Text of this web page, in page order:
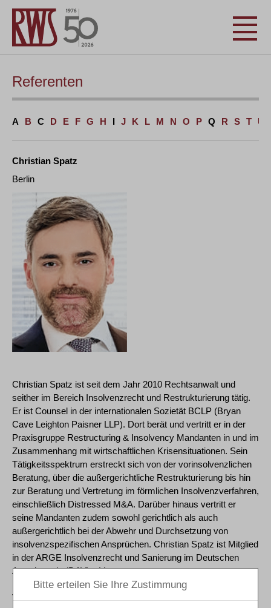
Referenten
A B C D E F G H I J K L M N O P Q R S T U
Christian Spatz
Berlin
Christian Spatz ist seit dem Jahr 2010 Rechtsanwalt und
seither im Bereich Insolvenzrecht und Restrukturierung tätig.
Er ist Counsel in der internationalen Sozietät BCLP (Bryan
Cave Leighton Paisner LLP). Dort berät und vertritt er in der
Praxisgruppe Restructuring & Insolvency Mandanten in und im
Zusammenhang mit wirtschaftlichen Krisensituationen. Sein
Tätigkeitsspektrum erstreckt sich von der vorinsolvenzlichen
Beratung, über die außergerichtliche Restrukturierung bis hin
zur Beratung und Vertretung im förmlichen Insolvenzverfahren,
einschließlich Distressed M&A. Darüber hinaus vertritt er
seine Mandanten zudem sowohl gerichtlich als auch
außergerichtlich bei der Abwehr und Durchsetzung von
insolvenzspezifischen Ansprüchen. Christian Spatz ist Mitglied
in der ARGE Insolvenzrecht und Sanierung im Deutschen
Anwaltverein (DAV) e.V.
Veranstaltungen bei RWS